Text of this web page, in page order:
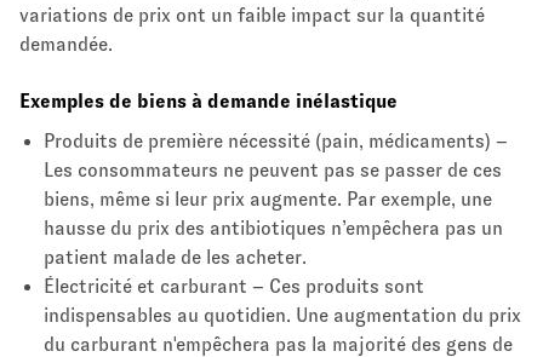
variations de prix ont un faible impact sur la quantité
demandée.
Exemples de biens à demande inélastique
Produits de première nécessité (pain, médicaments) –
Les consommateurs ne peuvent pas se passer de ces
biens, même si leur prix augmente. Par exemple, une
hausse du prix des antibiotiques n’empêchera pas un
patient malade de les acheter.
Électricité et carburant – Ces produits sont
indispensables au quotidien. Une augmentation du prix
du carburant n'empêchera pas la majorité des gens de